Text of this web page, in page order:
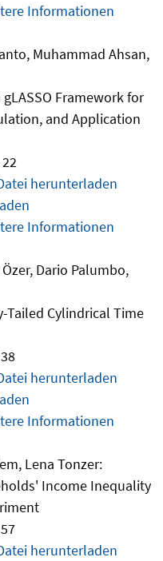
Informationen
Muhammad Ahsan,
Framework for
and Application
herunterladen
Informationen
Dario Palumbo,
Tailed Cylindrical Time
herunterladen
Informationen
Lena Tonzer:
Income Inequality
herunterladen